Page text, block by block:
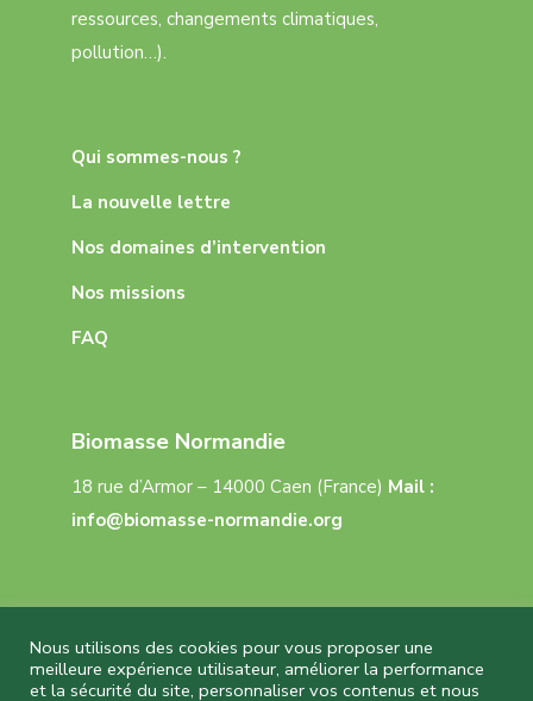
ressources, changements climatiques,
pollution…).
Qui sommes-nous ?
La nouvelle lettre
Nos domaines d’intervention
Nos missions
FAQ
Biomasse Normandie
18 rue d’Armor – 14000 Caen (France) Mail :
info@biomasse-normandie.org
Biomasse Normandie © 2026 Tous droits réservés
Nous utilisons des cookies pour vous proposer une
meilleure expérience utilisateur, améliorer la performance
et la sécurité du site, personnaliser vos contenus et nous